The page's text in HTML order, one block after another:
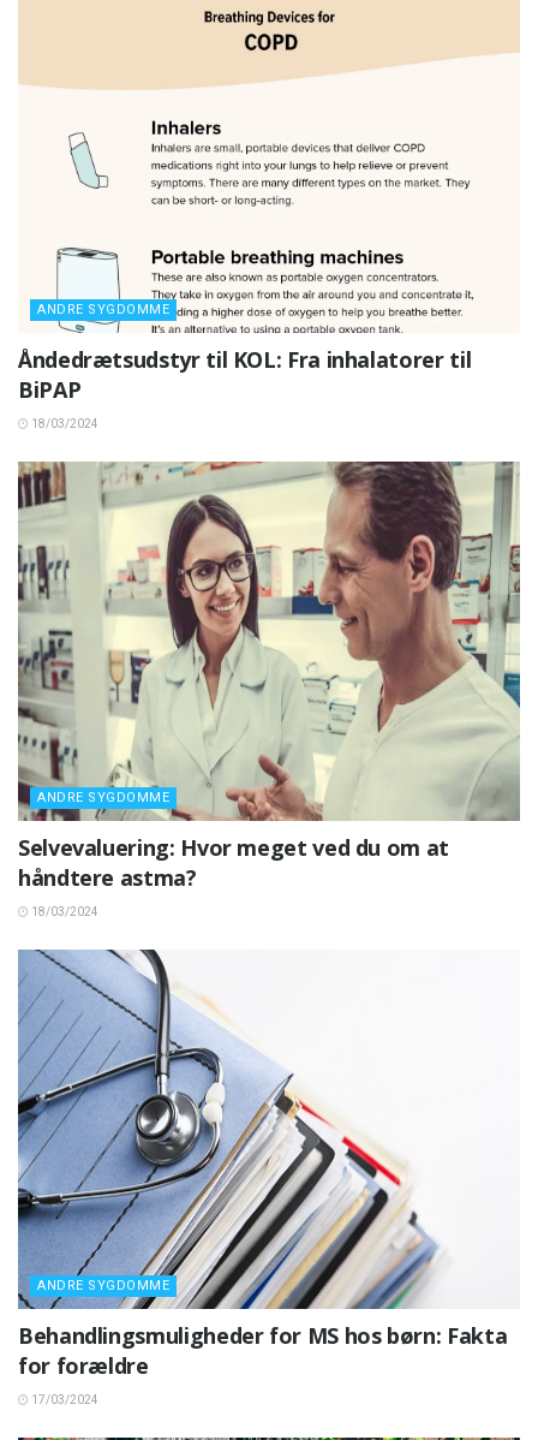
ANDRE SYGDOMME
Åndedrætsudstyr til KOL: Fra inhalatorer til
BiPAP
18/03/2024
ANDRE SYGDOMME
Selvevaluering: Hvor meget ved du om at
håndtere astma?
18/03/2024
ANDRE SYGDOMME
Behandlingsmuligheder for MS hos børn: Fakta
for forældre
17/03/2024